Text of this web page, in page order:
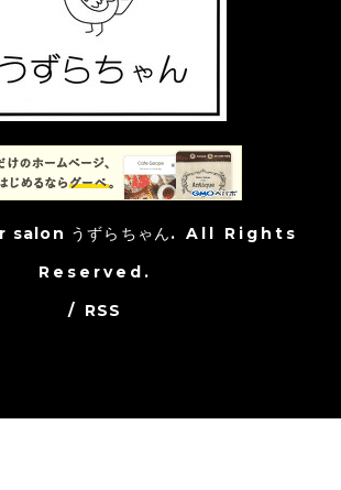
salon うずらちゃん. All Rights
Reserved.
/ RSS